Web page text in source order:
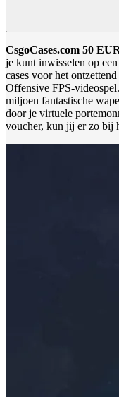
CsgoCases.com 50
je kunt inwisselen op
cases voor het
Offensive FPS-
miljoen fantastische
door je virtuele
voucher, kun jij er zo bij